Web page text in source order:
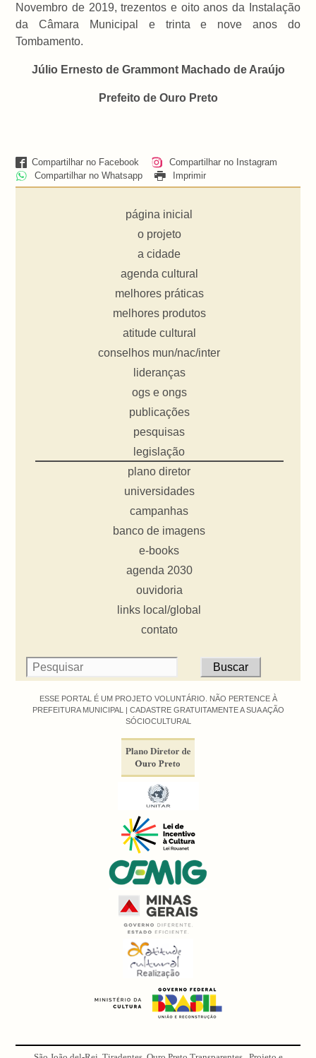
Novembro de 2019, trezentos e oito anos da Instalação
da Câmara Municipal e trinta e nove anos do
Tombamento.
Júlio Ernesto de Grammont Machado de Araújo
Prefeito de Ouro Preto
Compartilhar no Facebook
Compartilhar no Instagram
Compartilhar no Whatsapp
Imprimir
página inicial
o projeto
a cidade
agenda cultural
melhores práticas
melhores produtos
atitude cultural
conselhos mun/nac/inter
lideranças
ogs e ongs
publicações
pesquisas
legislação
plano diretor
universidades
campanhas
banco de imagens
e-books
agenda 2030
ouvidoria
links local/global
contato
ESSE PORTAL É UM PROJETO VOLUNTÁRIO. NÃO PERTENCE À
PREFEITURA MUNICIPAL | CADASTRE GRATUITAMENTE A SUA AÇÃO
SÓCIOCULTURAL